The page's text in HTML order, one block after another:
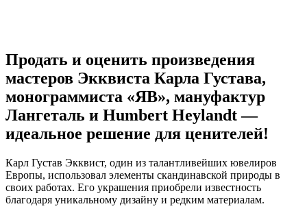
Продать и оценить произведения
мастеров Экквиста Карла Густава,
монограммиста «ЯВ», мануфактур
Лангеталь и Humbert Heylandt —
идеальное решение для ценителей!
Карл Густав Экквист, один из талантливейших ювелиров
Европы, использовал элементы скандинавской природы в
своих работах. Его украшения приобрели известность
благодаря уникальному дизайну и редким материалам.